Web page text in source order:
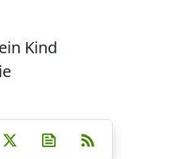
Kind
auf Facebook
Teilen auf Whatsapp
Teilen auf Telegram
Mail teilen
Post auf XNewsletter